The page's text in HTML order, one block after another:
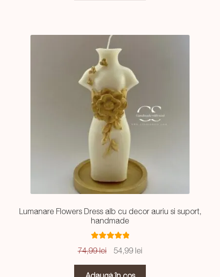
Lumanare Flowers Dress alb cu decor auriu si suport,
handmade
din 5
74,99lei
Prețul
a
54,99 leiPrețul